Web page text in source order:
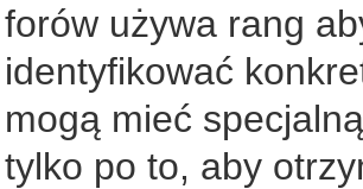
forów używa rang
identyfikować
mogą mieć
tylko po to, aby